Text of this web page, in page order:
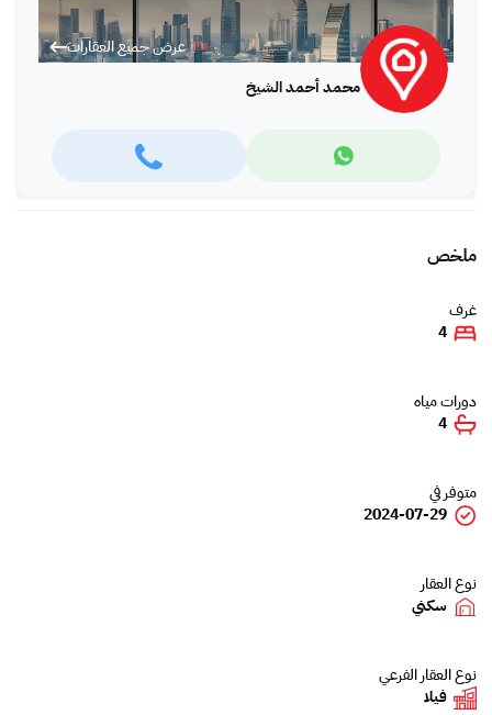
عرض جميع العقارات
محمد أحمد الشيخ
ملخص
غرف
4
دورات مياه
4
متوفر في
2024-07-29
نوع العقار
سكني
نوع العقار الفرعي
فيلا